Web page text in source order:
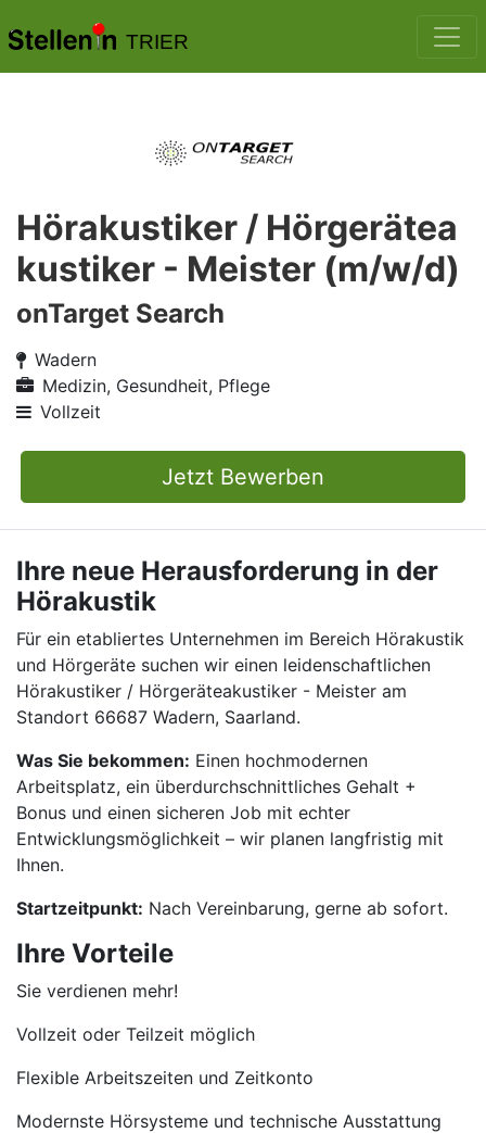
TRIER
Hörakustiker / Hörgerätea
kustiker - Meister (m/w/d)
onTarget Search
Wadern
Medizin, Gesundheit, Pflege
Vollzeit
Jetzt Bewerben
Ihre neue Herausforderung in der
Hörakustik
Für ein etabliertes Unternehmen im Bereich Hörakustik
und Hörgeräte suchen wir einen leidenschaftlichen
Hörakustiker / Hörgeräteakustiker - Meister am
Standort 66687 Wadern, Saarland.
Was Sie bekommen: Einen hochmodernen
Arbeitsplatz, ein überdurchschnittliches Gehalt +
Bonus und einen sicheren Job mit echter
Entwicklungsmöglichkeit – wir planen langfristig mit
Ihnen.
Startzeitpunkt: Nach Vereinbarung, gerne ab sofort.
Ihre Vorteile
Sie verdienen mehr!
Vollzeit oder Teilzeit möglich
Flexible Arbeitszeiten und Zeitkonto
Modernste Hörsysteme und technische Ausstattung